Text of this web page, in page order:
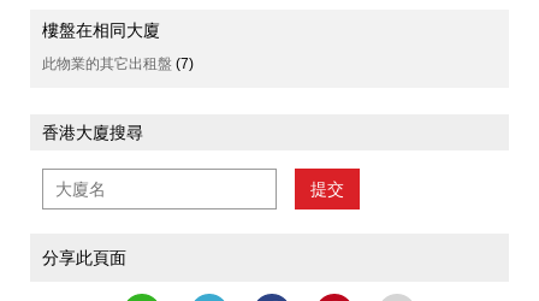
樓盤在相同大廈
此物業的其它出租盤 (7)
香港大廈搜尋
提交
分享此頁面